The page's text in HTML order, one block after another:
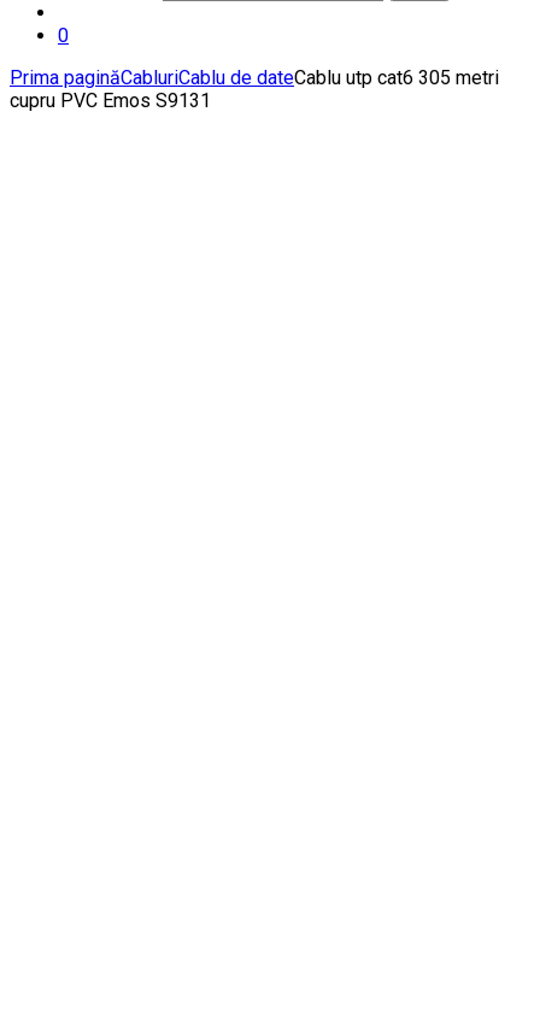
0
Prima paginăCabluriCablu de dateCablu utp cat6 305 metri
cupru PVC Emos S9131